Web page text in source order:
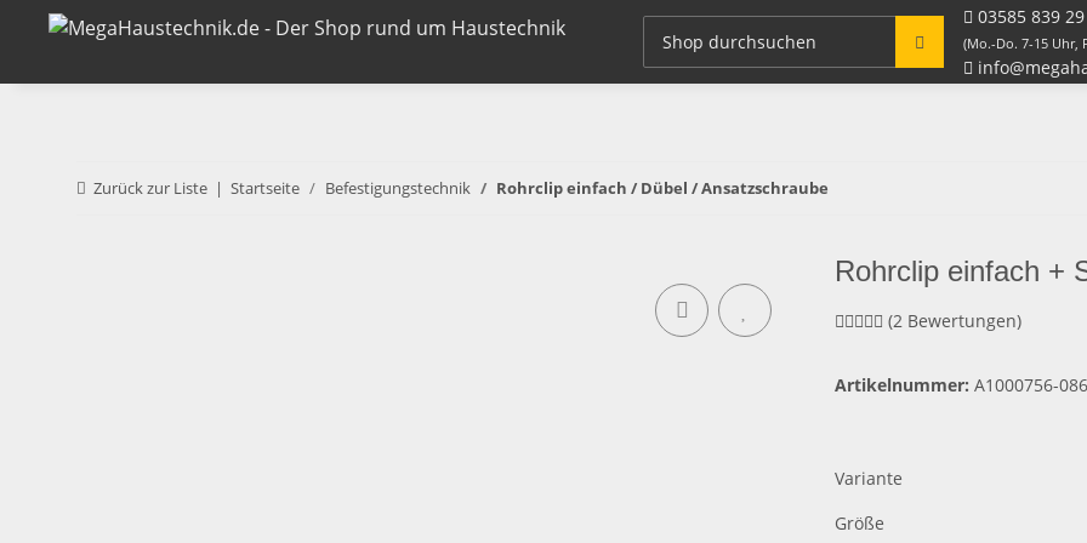
03585 839
(Mo.-Do. 7-15 Uhr,
Fitting Systeme + Zubehör Rohre / Schlauch
Zurück zur Liste Startseite Befestigungstechnik Rohrclip einfach / Dübel / Ansatzschraube
Rohrclip einfach +
(2 Bewertungen)
Artikelnummer: A1000756-086
Variante
Größe